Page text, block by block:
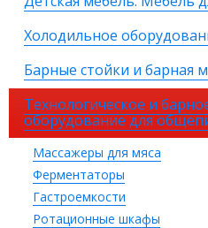
Холодильное
Барные стойки и барная
Технологическое и
оборудование для
Массажеры для мяса
Ферментаторы
Гастроемкости
Ротационные шкафы